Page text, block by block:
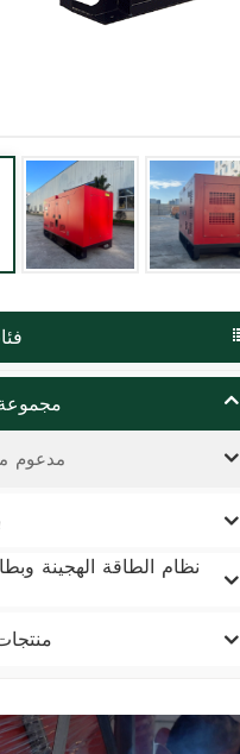
مدعوم
نظام الطاقة الهجينة